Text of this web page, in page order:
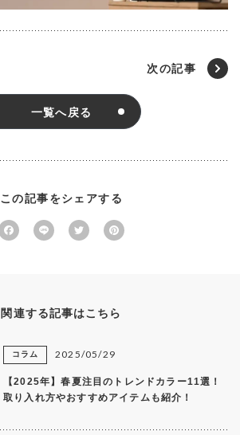
次の記事
一覧へ戻る
この記事をシェアする
F
b
o
k
Li
T
r
関連する記事はこちら
コラム 2025/05/29
【2025年】春夏注目のトレンドカラー11選！
取り入れ方やおすすめアイテムも紹介！